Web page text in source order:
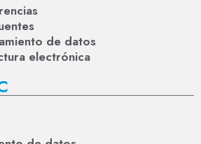
de datos
electrónica